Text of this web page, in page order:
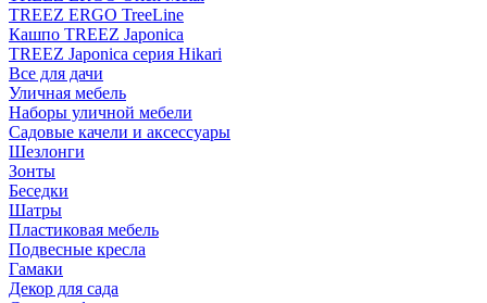
TREEZ ERGO TreeLine
Кашпо TREEZ Japonica
TREEZ Japonica серия Hikari
Все для дачи
Уличная мебель
Наборы уличной мебели
Садовые качели и аксессуары
Шезлонги
Зонты
Беседки
Шатры
Пластиковая мебель
Подвесные кресла
Гамаки
Декор для сада